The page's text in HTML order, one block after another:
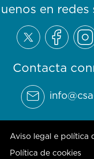
Contacta
en redes
Aviso legal e política
Política de cookies